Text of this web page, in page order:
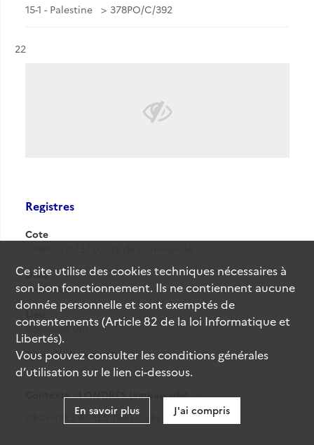
15-1 - Palestine
378PO/C/392
Résultat n°
22
Registres
Cote
Date
1946-1969
Royaume-Uni
Type de document
-
Contexte : LONDRES (ambassade)
ARCHIVES APRES 1940
Registres
Ce site utilise descookiestechniques nécessaires à
son bon fonctionnement. Ils ne contiennent aucune
donnée personnelle et sont exemptés de
consentements (Article 82 de la loi Informatique et
Libertés).
Vous pouvez consulter les conditions générales
d’utilisation sur le lien ci-dessous.
En savoir plus J'ai compris